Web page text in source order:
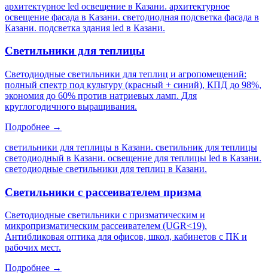
архитектурное led освещение в Казани. архитектурное
освещение фасада в Казани. светодиодная подсветка фасада в
Казани. подсветка здания led в Казани.
Светильники для теплицы
Светодиодные светильники для теплиц и агропомещений:
полный спектр под культуру (красный + синий), КПД до 98%,
экономия до 60% против натриевых ламп. Для
круглогодичного выращивания.
Подробнее →
светильники для теплицы в Казани. светильник для теплицы
светодиодный в Казани. освещение для теплицы led в Казани.
светодиодные светильники для теплиц в Казани.
Светильники с рассеивателем призма
Светодиодные светильники с призматическим и
микропризматическим рассеивателем (UGR<19).
Антибликовая оптика для офисов, школ, кабинетов с ПК и
рабочих мест.
Подробнее →